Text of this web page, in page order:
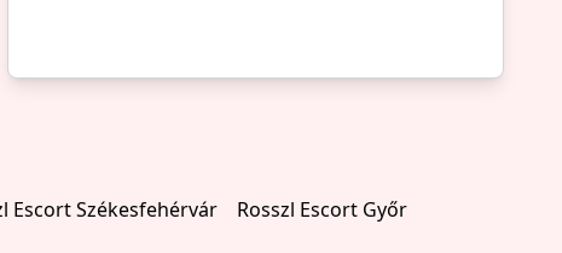
Escort Székesfehérvár Rosszl Escort Győr